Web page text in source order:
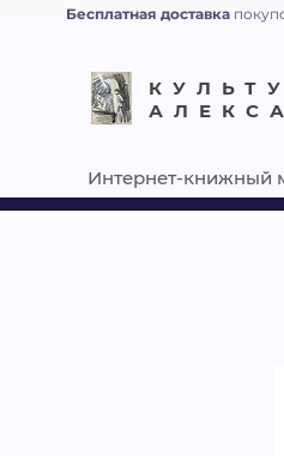
Интернет-книжный
Бесплатная доставка